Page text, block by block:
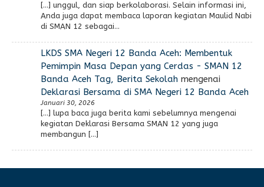
[…] unggul, dan siap berkolaborasi. Selain informasi ini,
Anda juga dapat membaca laporan kegiatan Maulid Nabi
di SMAN 12 sebagai…
LKDS SMA Negeri 12 Banda Aceh: Membentuk
Pemimpin Masa Depan yang Cerdas - SMAN 12
Banda Aceh Tag, Berita Sekolahmengenai
Deklarasi Bersama di SMA Negeri 12 Banda Aceh
Januari 30, 2026
[…] lupa baca juga berita kami sebelumnya mengenai
kegiatan Deklarasi Bersama SMAN 12 yang juga
membangun […]